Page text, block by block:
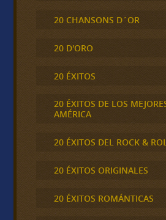
20 CHANSONS D´OR
20 D'ORO
20 ÉXITOS
20 ÉXITOS DE LOS
AMÉRICA
20 ÉXITOS DEL ROCK &
20 ÉXITOS ORIGINALES
20 ÉXITOS ROMÁNTICAS